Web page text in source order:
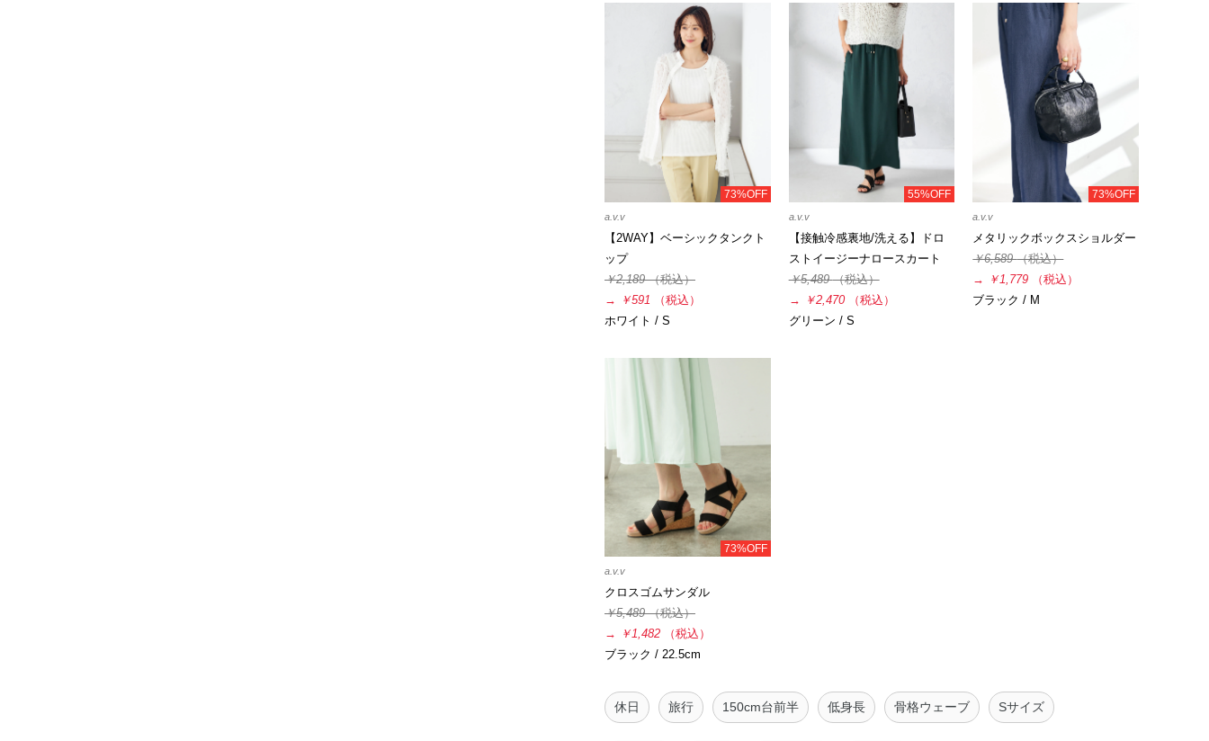
73%OFF
a.v.v
【2WAY】ベーシックタンクト
ップ
￥2,189（税込）
→
￥591
（税込）
ホワイト / S
55%OFF
a.v.v
【接触冷感裏地/洗える】ドロ
ストイージーナロースカート
￥5,489（税込）
→
￥2,470
（税込）
グリーン / S
73%OFF
a.v.v
メタリックボックスショルダー
￥6,589（税込）
→
￥1,779
（税込）
ブラック / M
73%OFF
a.v.v
クロスゴムサンダル
￥5,489（税込）
→
￥1,482
（税込）
ブラック / 22.5cm
休日 旅行 150cm台前半 低身長 骨格ウェーブ Sサイズ